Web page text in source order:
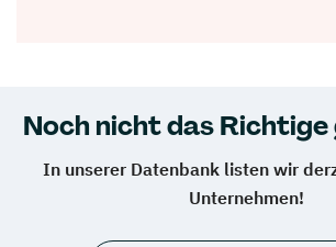
Noch nicht das Richtige
In unserer Datenbank listen wir
Unternehmen!